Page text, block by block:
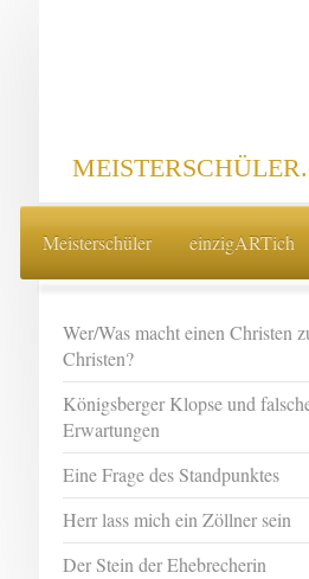
Meisterschüler einzigARTich
Wer/Was macht einen Christen
Christen?
Königsberger Klopse und
Erwartungen
Eine Frage des Standpunktes
Herr lass mich ein Zöllner sein
Der Stein der Ehebrecherin